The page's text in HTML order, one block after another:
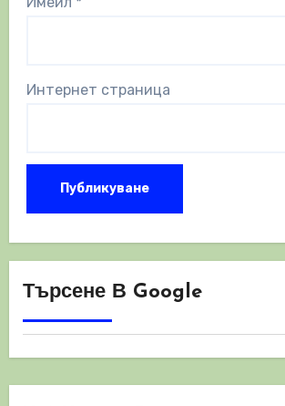
Интернет страница
Търсене В Google